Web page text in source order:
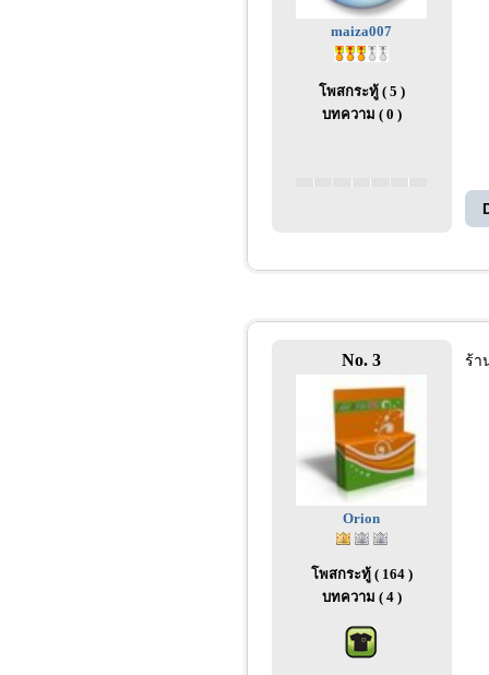
maiza007
โพสกระทู้ ( 5 )
บทความ ( 0 )
No. 3
Orion
โพสกระทู้ ( 164 )
บทความ ( 4 )
ร้า